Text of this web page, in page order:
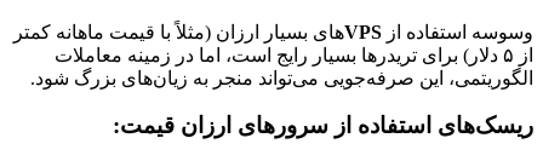
وسوسه استفاده از VPSهای بسیار ارزان (مثلاً با قیمت ماهانه کمتر
از ۵ دلار) برای تریدرها بسیار رایج است، اما در زمینه معاملات
الگوریتمی، این صرفه‌جویی می‌تواند منجر به زیان‌های بزرگ شود.
ریسک‌های استفاده از سرورهای ارزان قیمت: